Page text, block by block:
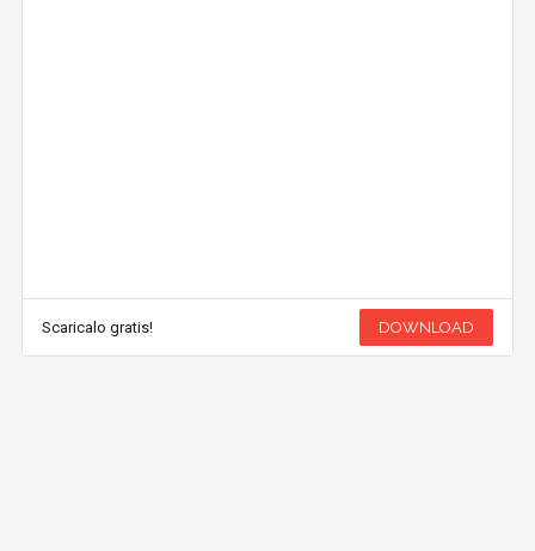
Scaricalo gratis! DOWNLOAD